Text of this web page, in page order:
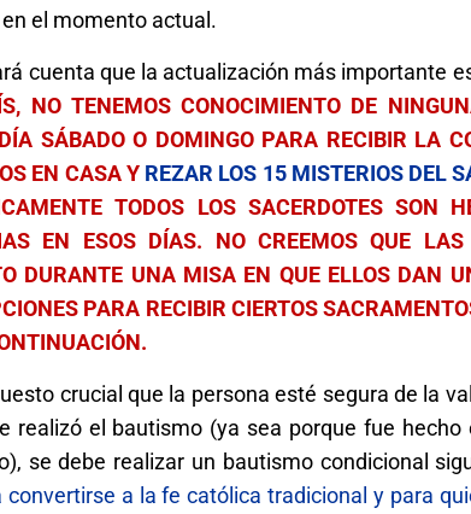
el momento actual.
cuenta que la actualización más importante
NO TENEMOS CONOCIMIENTO DE
SÁBADO O DOMINGO PARA RECIBIR LA
EN CASA Y REZAR LOS 15 MISTERIOS DEL
TODOS LOS SACERDOTES SON
EN ESOS DÍAS. NO CREEMOS QUE
DURANTE UNA MISA EN QUE ELLOS DAN
PARA RECIBIR CIERTOS
crucial que la persona esté segura de la
realizó el bautismo (ya sea porque fue
se debe realizar un bautismo condicional
convertirse a la fe católica tradicional y para